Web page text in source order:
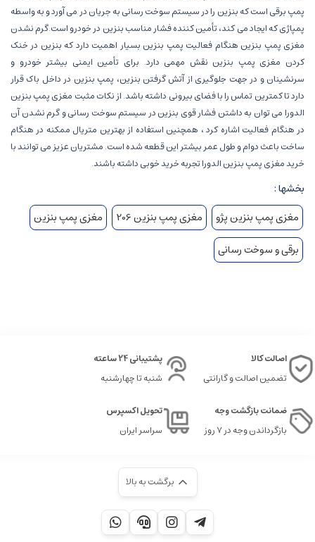
پمپ برقی است که بنزین را در سیستم سوخت رسانی به جریان در می آورد و به واسطه
پمپاژی که ایجاد می کند، تأمین کننده فشار مناسب بنزین در خودرو است.گرم نشدن
مغزی پمپ بنزین هنگام فعالیت پمپ بنزین بسیار اهمیت دارد که بنزین در خنک
کردن مغزی پمپ بنزین نقش مهمی دارد. برای تأمین ایمنی بیشتر خودرو و
سرنشینان و در جهت جلوگیری از آتش گرفتن بنزین، پمپ بنزین در داخل باک قرار
دارد تا کمترین تماس را با فضای بیرونی داشته باشد. از نکات مثبت مغزی پمپ بنزین
الدورا می توان به داشتن فشار قوی بنزین در سیستم سوخت رسانی و گرم نشدن آن
در هنگام فعالیت اشاره کرد ، همچنین استفاده از بهترین متریال ممکنه در هنگام
ساخت باعث دوام و طول عمر بیشتر این قطعه شده است. مشتریان عزیز می توانند با
خرید مغزی پمپ بنزین الدورا تجربه خرید خوبی داشته باشند.
بخشها :
مغزی پمپ بنزین پژو
مغزی پمپ بنزین 206
مغزی پمپ بنزین
برقی و سوخت رسانی
اصالت کالا
تضمین اصالت و گارانتی
پشتیبانی 24 ساعته
شنبه تا چهارشنبه
ضمانت بازگشت وجه
بازگرداندن وجه در ۷ روز
تحویل اکسپرس
سراسر ایران
برگشت به بالا